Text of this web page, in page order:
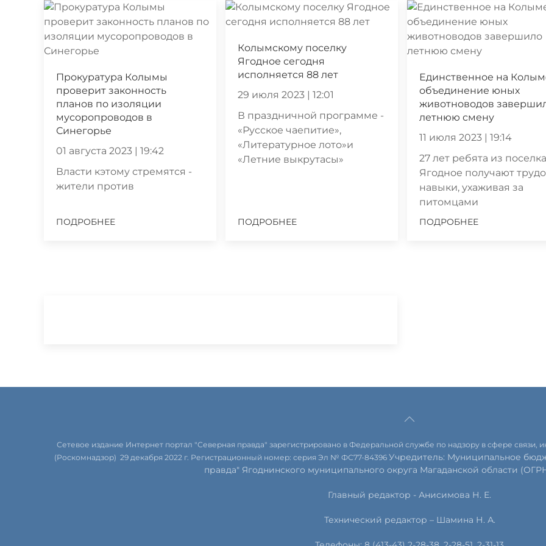
Прокуратура Колымы
проверит законность
планов по изоляции
мусоропроводов в
Синегорье
01 августа 2023 | 19:42
Власти кэтому стремятся -
жители против
ПОДРОБНЕЕ
Колымскому поселку
Ягодное сегодня
исполняется 88 лет
29 июля 2023 | 12:01
В праздничной программе -
«Русское чаепитие»,
«Литературное лото»и
«Летние выкрутасы»
ПОДРОБНЕЕ
Единственное на
объединение юных
животноводов
летнюю смену
11 июля 2023 | 19:14
27 лет ребята из поселка
Ягодное получают
навыки, ухаживая за
питомцами
ПОДРОБНЕЕ
Сетевое издание Интернет портал "Северная правда" зарегистрировано в Федеральной службе по надзору в сфере
(Роскомнадзор) 29 декабря 2022 г. Регистрационный номер: серия Эл № ФС77-84396 Учредитель: Муниципальное
правда" Ягоднинского муниципального округа Магаданской области (ОГРН
Главный редактор - Анисимова Н. Е.
Технический редактор – Шамина Н. А.